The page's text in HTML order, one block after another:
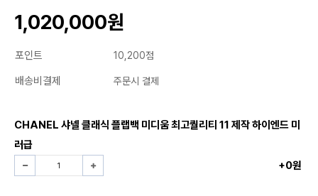
1,020,000원
포인트 10,200점
배송비결제 주문시 결제
CHANEL 샤넬 클래식 플랩백 미디움 최고퀄리티 11 제작 하이엔드 미
러급
+0원